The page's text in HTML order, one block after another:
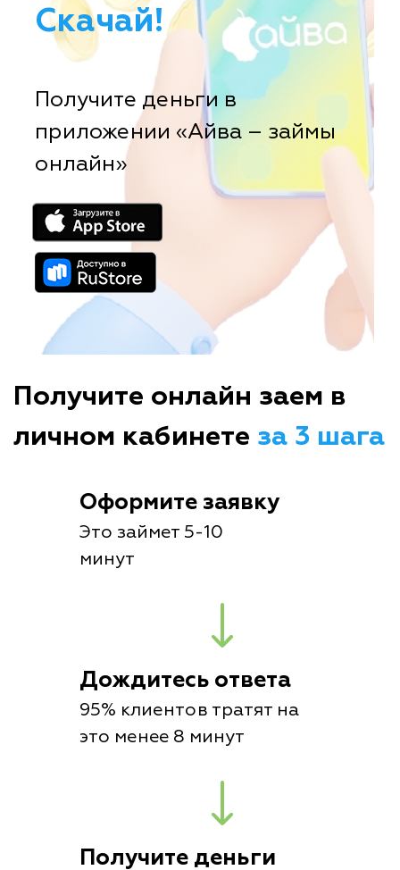
Скачай!
Получите деньги в
приложении «Айва – займы
онлайн»
Получите онлайн заем в
личном кабинете за 3 шага
Оформите заявку
Это займет 5-10
минут
Дождитесь ответа
95% клиентов тратят на
это менее 8 минут
Получите деньги